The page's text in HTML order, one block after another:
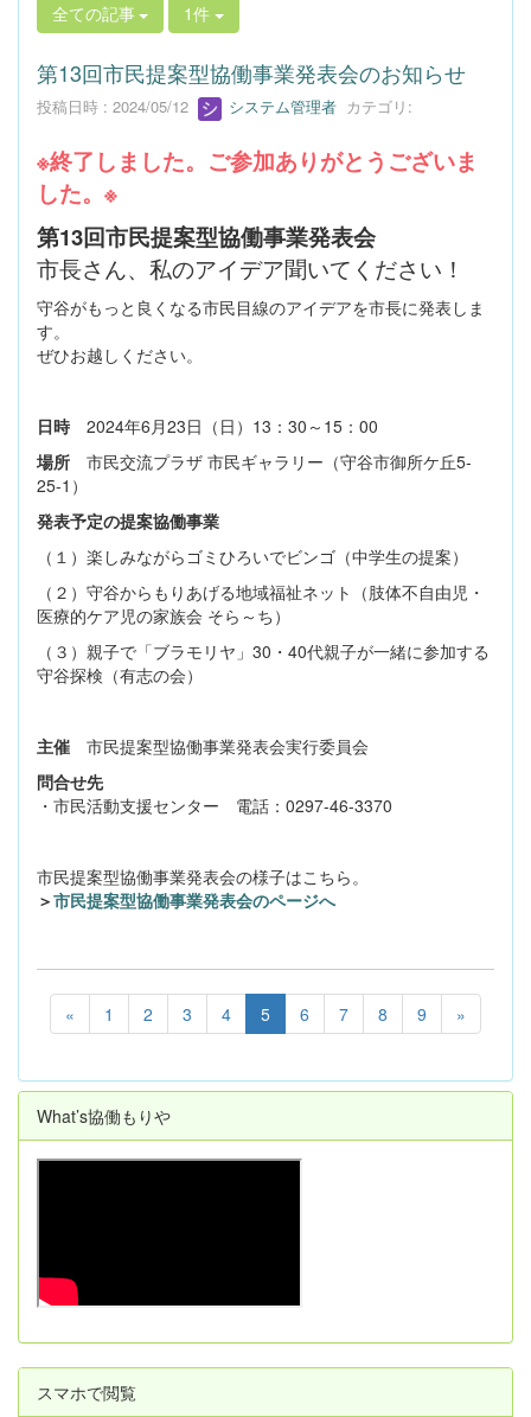
全ての記事 1件
第13回市民提案型協働事業発表会のお知らせ
投稿日時 : 2024/05/12 システム管理者 カテゴリ:
※終了しました。ご参加ありがとうございま
した。※
第13回市民提案型協働事業発表会
市長さん、私のアイデア聞いてください！
守谷がもっと良くなる市民目線のアイデアを市長に発表しま
す。
ぜひお越しください。
日時 2024年6月23日（日）13：30～15：00
場所 市民交流プラザ 市民ギャラリー（守谷市御所ケ丘5-
25-1）
発表予定の提案協働事業
（１）楽しみながらゴミひろいでビンゴ（中学生の提案）
（２）守谷からもりあげる地域福祉ネット（肢体不自由児・
医療的ケア児の家族会 そら～ち）
（３）親子で「ブラモリヤ」30・40代親子が一緒に参加する
守谷探検（有志の会）
主催 市民提案型協働事業発表会実行委員会
問合せ先
・市民活動支援センター 電話：0297-46-3370
市民提案型協働事業発表会の様子はこちら。
＞市民提案型協働事業発表会のページへ
« 1 2 3 4 5 6 7 8 9 »
What’s協働もりや
スマホで閲覧